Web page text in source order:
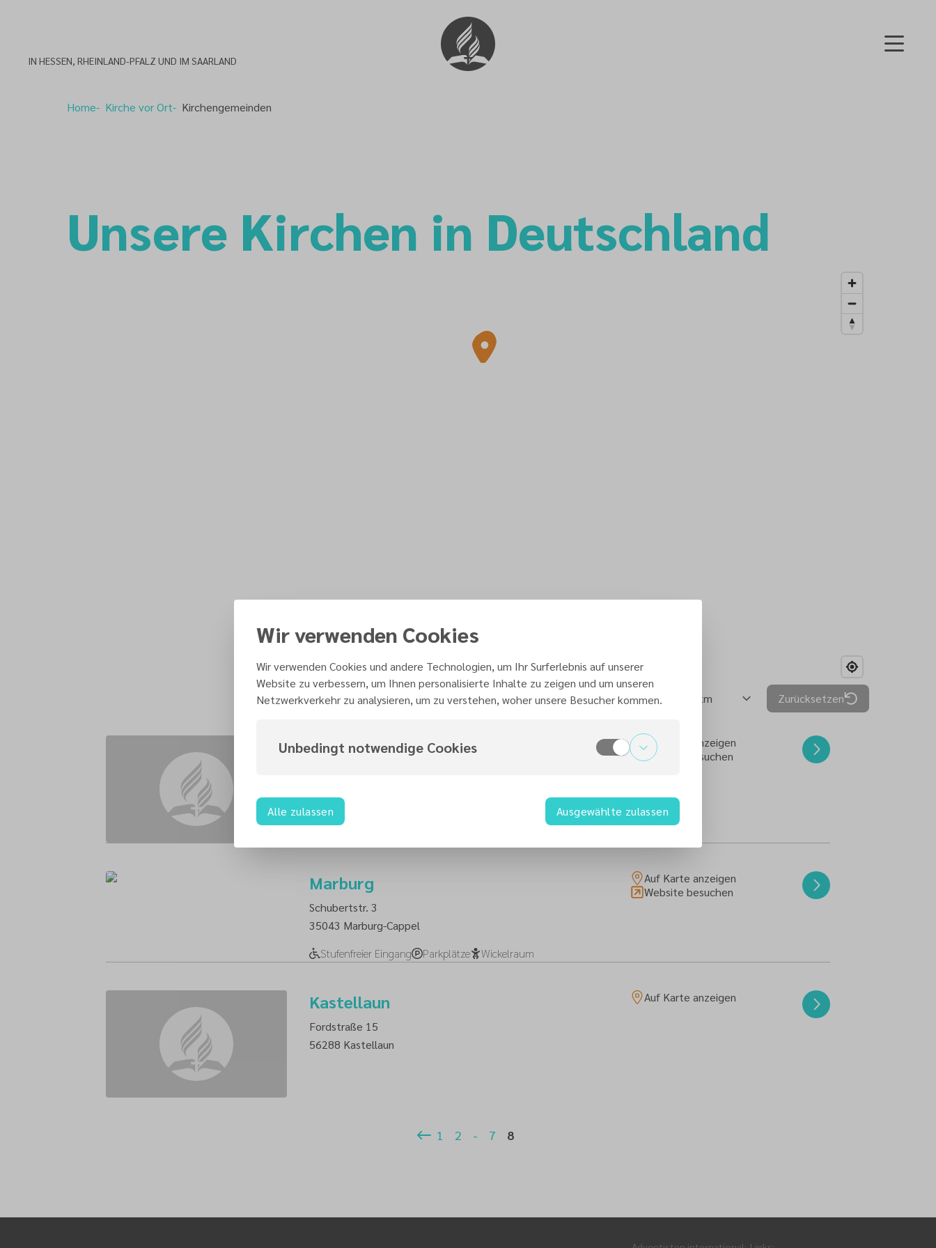
IN HESSEN, RHEINLAND-PFALZ UND IM SAARLAND
Home Kirche vor Ort Kirchengemeinden
Unsere Kirchen in Deutschland
Zurücksetzen
Koblenz
56070
Auf Karte anzeigen
Website besuchen
Marburg
Schubertstr. 3
35043 Marburg-Cappel
Stufenfreier Eingang
Parkplätze Wickelraum
Auf Karte anzeigen
Website besuchen
Kastellaun
Fordstraße 15
56288 Kastellaun
Auf Karte anzeigen
1 2 - 7 8
Wir verwenden Cookies
Wir verwenden Cookies und andere Technologien, um Ihr Surferlebnis auf unserer
Website zu verbessern, um Ihnen personalisierte Inhalte zu zeigen und um unseren
Netzwerkverkehr zu analysieren, um zu verstehen, woher unsere Besucher kommen.
Unbedingt notwendige Cookies
Alle zulassen Ausgewählte zulassen